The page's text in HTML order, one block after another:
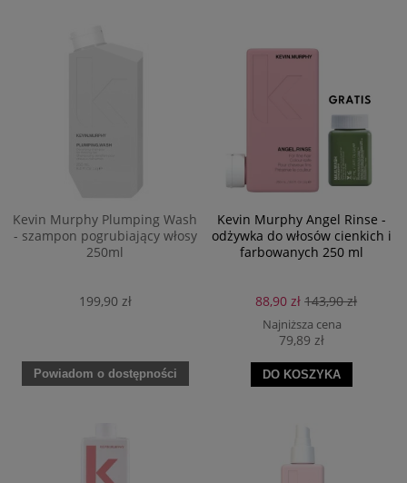
Kevin Murphy Plumping Wash
- szampon pogrubiający włosy
250ml
199,90 zł
Powiadom o dostępności
Kevin Murphy Angel Rinse -
odżywka do włosów cienkich i
farbowanych 250 ml
88,90 zł 143,90 zł
Najniższa cena
79,89 zł
DO KOSZYKA